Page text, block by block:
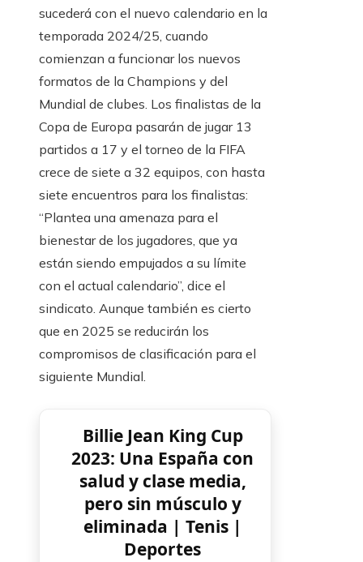
sucederá con el nuevo calendario en la
temporada 2024/25, cuando
comienzan a funcionar los nuevos
formatos de la Champions y del
Mundial de clubes. Los finalistas de la
Copa de Europa pasarán de jugar 13
partidos a 17 y el torneo de la FIFA
crece de siete a 32 equipos, con hasta
siete encuentros para los finalistas:
“Plantea una amenaza para el
bienestar de los jugadores, que ya
están siendo empujados a su límite
con el actual calendario”, dice el
sindicato. Aunque también es cierto
que en 2025 se reducirán los
compromisos de clasificación para el
siguiente Mundial.
Billie Jean King Cup
2023: Una España con
salud y clase media,
pero sin músculo y
eliminada | Tenis |
Deportes